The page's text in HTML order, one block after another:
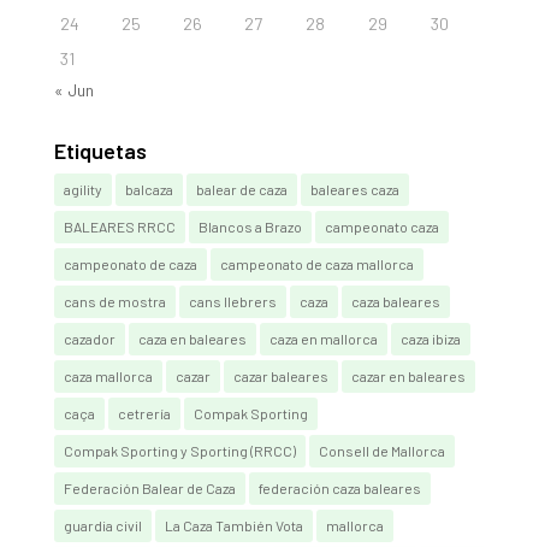
24
25 26 27 28 29
30
31
« Jun
Etiquetas
agility balcaza balear de caza baleares caza
BALEARES RRCC Blancos a Brazo campeonato caza
campeonato de caza campeonato de caza mallorca
cans de mostra cans llebrers caza caza baleares
cazador caza en baleares caza en mallorca caza ibiza
caza mallorca cazar cazar baleares cazar en baleares
caça cetrería Compak Sporting
Compak Sporting y Sporting (RRCC) Consell de Mallorca
Federación Balear de Caza federación caza baleares
guardia civil La Caza También Vota mallorca